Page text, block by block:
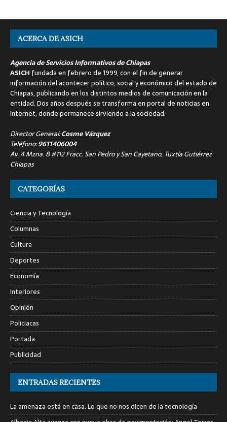
ACERCA DE ASICH
Agencia de Servicios Informativos de Chiapas
ASICH fundada en febrero de 1999, con el fin de generar
información del acontecer político, social y económico del estado de
Chiapas, publicando en los distintos medios de comunicación en la
entidad. Dos años después se transforma en portal de noticias en
internet, donde permanece sirviendo a la sociedad.
Director General:Cosme Vázquez
Teléfono:9611406004
Av. 4 Mzna. 8 #112 Fracc. San Pedro y San Cayetano, Tuxtla Gutiérrez
Chiapas
CATEGORÍAS
Ciencia y Tecnología
Columnas
Cultura
Deportes
Economía
Interiores
Opinión
Policiacas
Portada
Publicidad
ENTRADAS RECIENTES
La amenaza está en casa. Lo que no nos dicen de la tecnología